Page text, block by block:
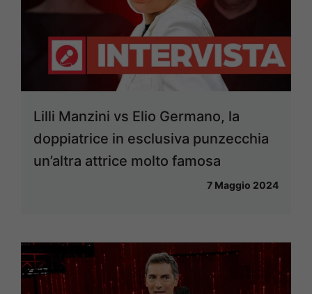
Lilli Manzini vs Elio Germano, la
doppiatrice in esclusiva punzecchia
un’altra attrice molto famosa
7 Maggio 2024